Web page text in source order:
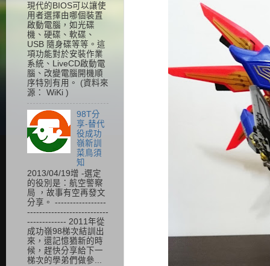
現代的BIOS可以讓使
用者選擇由哪個裝置
啟動電腦，如光碟
機、硬碟、軟碟、
USB 隨身碟等等。這
項功能對於安裝作業
系統、LiveCD啟動電
腦、改變電腦開機順
序特別有用。 (資料來
源： WiKi )
98T分
享-替代
役成功
嶺新訓
菜鳥須
知
2013/04/19增 -選定
的役別是：航空警察
局 ，故事有空再發文
分享。 -----------------
---------------------------
------------- 2011年從
成功嶺98梯次結訓出
來，還記憶猶新的時
候，趕快分享給下一
梯次的學弟們做參...